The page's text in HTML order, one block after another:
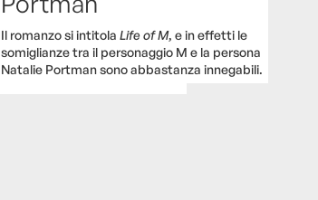
Il romanzo si intitolaLife of M, e in effetti le
somiglianze tra il personaggio M e la persona
Natalie Portman sono abbastanza innegabili.